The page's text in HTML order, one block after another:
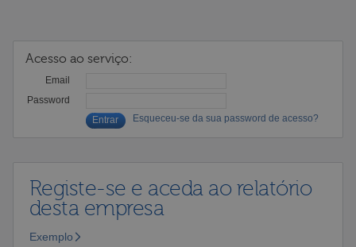
Acesso ao serviço:
Email
Password
Esqueceu-se da sua password de acesso?
Registe-se e aceda ao relatório
desta empresa
Exemplo